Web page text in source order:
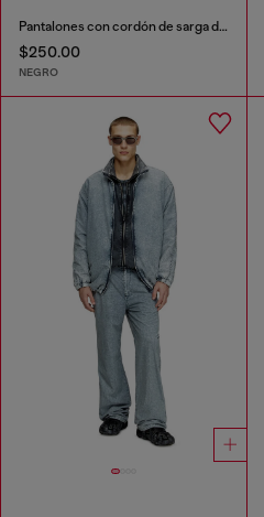
Pantalones con cordón de sarga desteñida
$250.00
NEGRO